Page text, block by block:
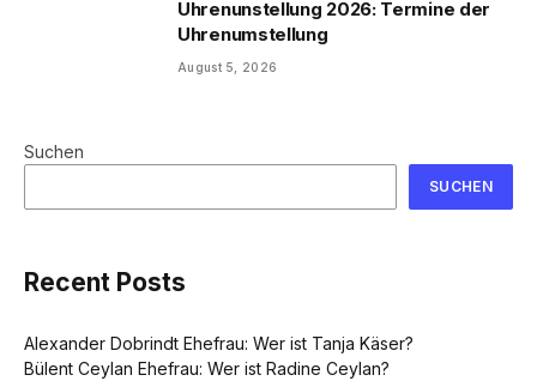
Uhrenunstellung 2026: Termine der
Uhrenumstellung
August 5, 2026
Suchen
SUCHEN
Recent Posts
Alexander Dobrindt Ehefrau: Wer ist Tanja Käser?
Bülent Ceylan Ehefrau: Wer ist Radine Ceylan?